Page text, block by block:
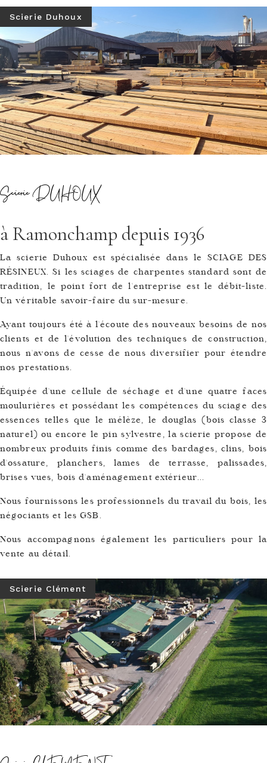
Scierie Duhoux
Scierie DUHOUX
à Ramonchamp depuis 1936
La scierie Duhoux est spécialisée dans le SCIAGE DES
RÉSINEUX. Si les sciages de charpentes standard sont de
tradition, le point fort de l'entreprise est le débit-liste.
Un véritable savoir-faire du sur-mesure.
Ayant toujours été à l'écoute des nouveaux besoins de nos
clients et de l'évolution des techniques de construction,
nous n'avons de cesse de nous diversifier pour étendre
nos prestations.
Équipée d'une cellule de séchage et d'une quatre faces
moulurières et possédant les compétences du sciage des
essences telles que le mélèze, le douglas (bois classe 3
naturel) ou encore le pin sylvestre, la scierie propose de
nombreux produits finis comme des bardages, clins, bois
d'ossature, planchers, lames de terrasse, palissades,
brises vues, bois d'aménagement extérieur...
Nous fournissons les professionnels du travail du bois, les
négociants et les GSB.
Nous accompagnons également les particuliers pour la
vente au détail.
Scierie Clément